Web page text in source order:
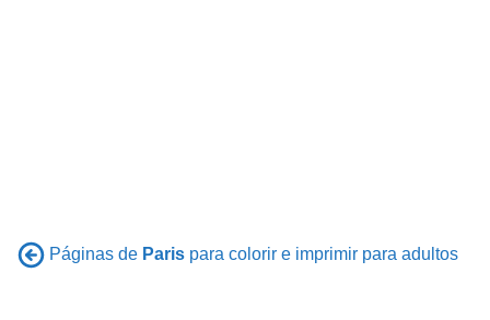
Páginas de Paris para colorir e imprimir para adultos